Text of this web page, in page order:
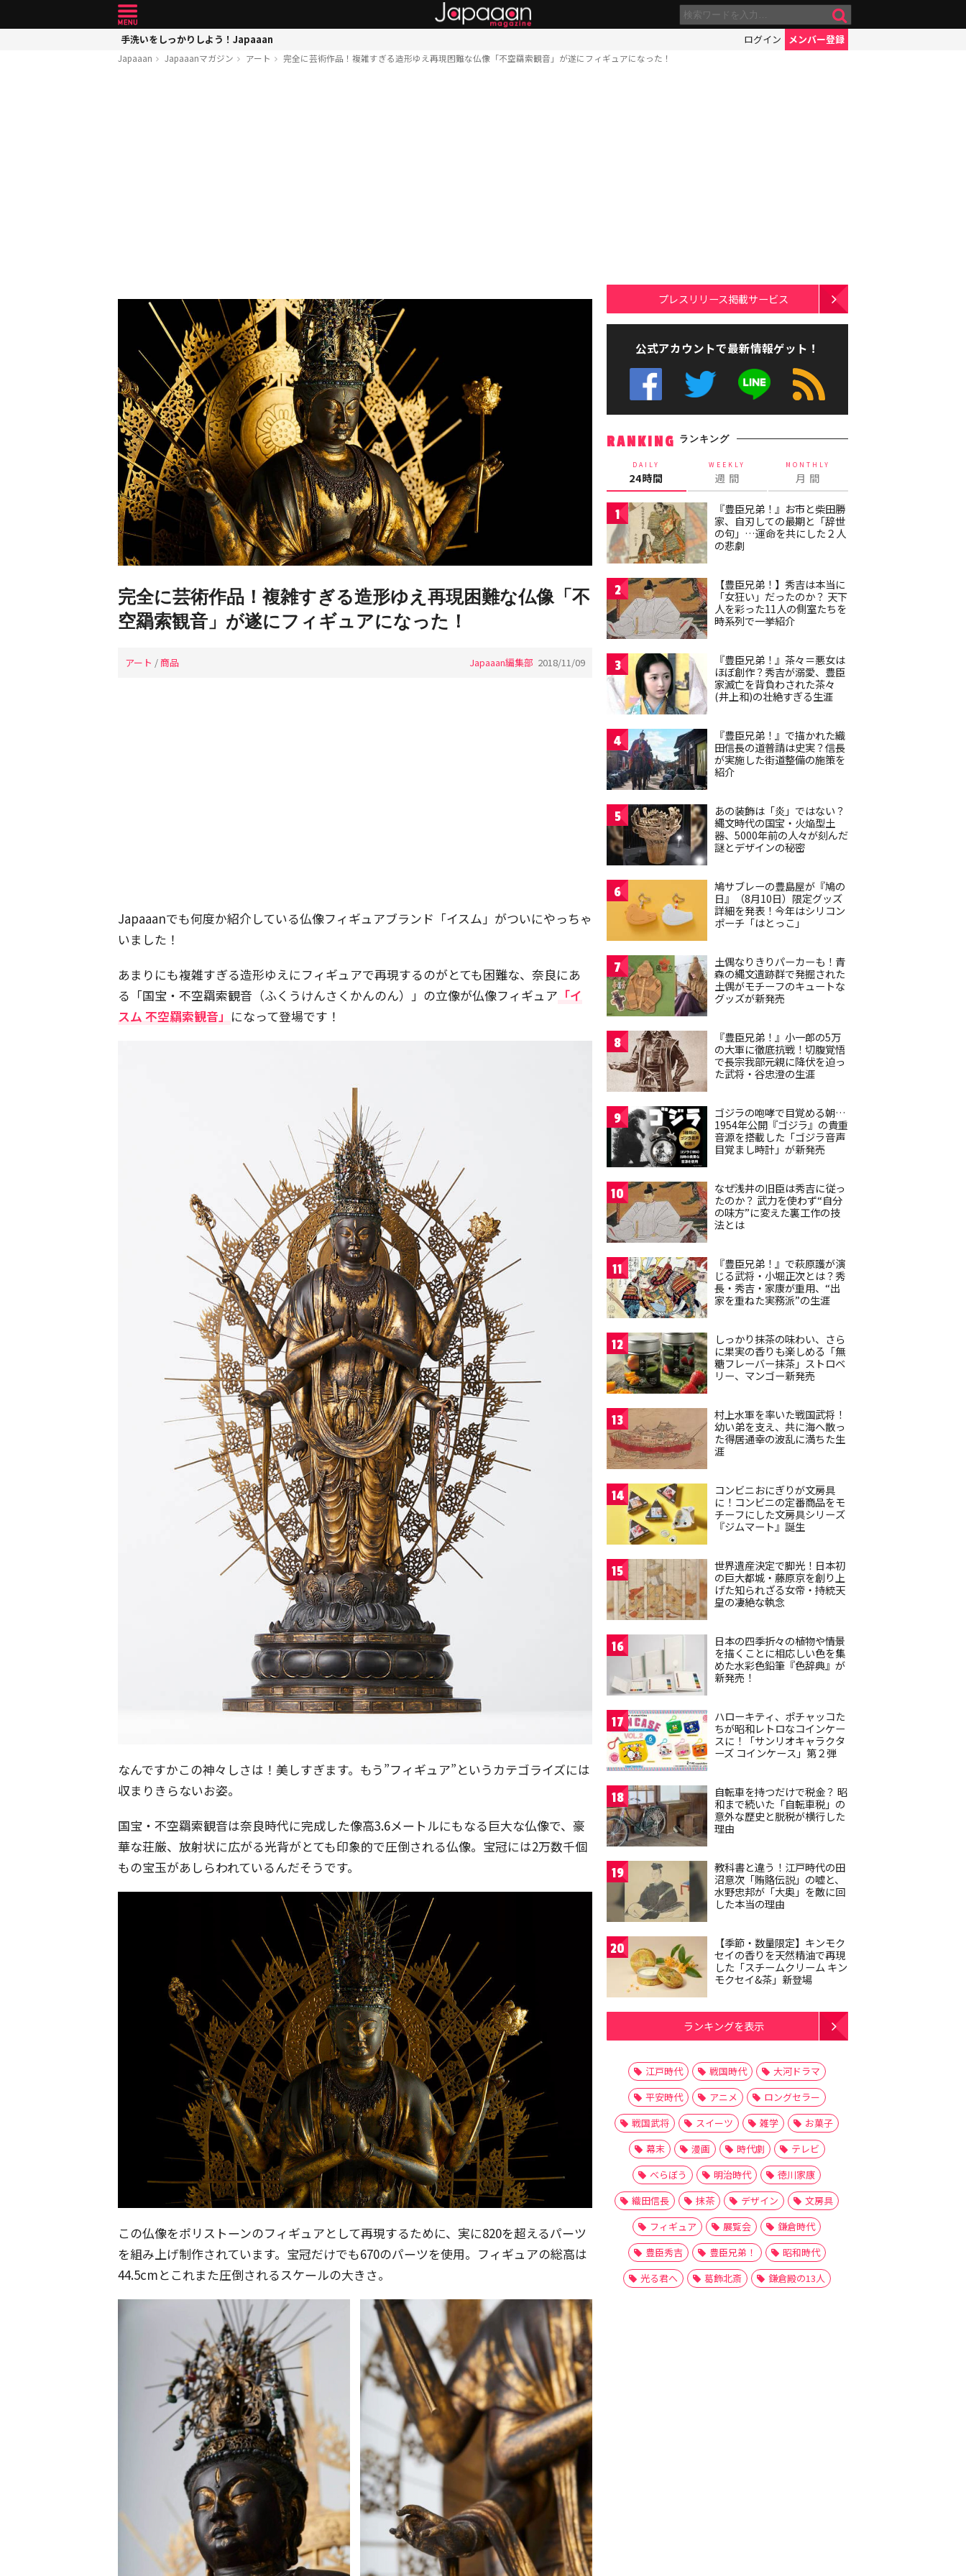
手洗いをしっかりしよう！Japaaan ログイン メンバー登録
Japaaan Japaaanマガジン アート 完全に芸術作品！複雑すぎる造形ゆえ再現困難な仏像「不空羂索観音」が遂にフィギュアになった！
完全に芸術作品！複雑すぎる造形ゆえ再現困難な仏像「不
空羂索観音」が遂にフィギュアになった！
アート / 商品 Japaaan編集部 2018/11/09
Japaaanでも何度か紹介している仏像フィギュアブランド「イスム」がついにやっちゃ
いました！
あまりにも複雑すぎる造形ゆえにフィギュアで再現するのがとても困難な、奈良にあ
る「国宝・不空羂索観音（ふくうけんさくかんのん）」の立像が仏像フィギュア 「イ
スム 不空羂索観音」 になって登場です！
なんですかこの神々しさは！美しすぎます。もう”フィギュア”というカテゴライズには
収まりきらないお姿。
国宝・不空羂索観音は奈良時代に完成した像高3.6メートルにもなる巨大な仏像で、豪
華な荘厳、放射状に広がる光背がとても印象的で圧倒される仏像。宝冠には2万数千個
もの宝玉があしらわれているんだそうです。
この仏像をポリストーンのフィギュアとして再現するために、実に820を超えるパーツ
を組み上げ制作されています。宝冠だけでも670のパーツを使用。フィギュアの総高は
44.5cmとこれまた圧倒されるスケールの大きさ。
プレスリリース掲載サービス
公式アカウントで最新情報ゲット！
RANKING ランキング
DAILY
24時間
WEEKLY
週 間
MONTHLY
月 間
1
『豊臣兄弟！』お市と柴田勝
家、自刃しての最期と「辞世
の句」…運命を共にした２人
の悲劇
2
【豊臣兄弟！】秀吉は本当に
「女狂い」だったのか？ 天下
人を彩った11人の側室たちを
時系列で一挙紹介
3
『豊臣兄弟！』茶々＝悪女は
ほぼ創作？秀吉が溺愛、豊臣
家滅亡を背負わされた茶々
(井上和)の壮絶すぎる生涯
4
『豊臣兄弟！』で描かれた織
田信長の道普請は史実？信長
が実施した街道整備の施策を
紹介
5
あの装飾は「炎」ではない？
縄文時代の国宝・火焔型土
器、5000年前の人々が刻んだ
謎とデザインの秘密
6
鳩サブレーの豊島屋が『鳩の
日』（8月10日）限定グッズ
詳細を発表！今年はシリコン
ポーチ「はとっこ」
7
土偶なりきりパーカーも！青
森の縄文遺跡群で発掘された
土偶がモチーフのキュートな
グッズが新発売
8
『豊臣兄弟！』小一郎の5万
の大軍に徹底抗戦！切腹覚悟
で長宗我部元親に降伏を迫っ
た武将・谷忠澄の生涯
9
ゴジラの咆哮で目覚める朝…
1954年公開『ゴジラ』の貴重
音源を搭載した「ゴジラ音声
目覚まし時計」が新発売
10
なぜ浅井の旧臣は秀吉に従っ
たのか？ 武力を使わず“自分
の味方”に変えた裏工作の技
法とは
11
『豊臣兄弟！』で萩原護が演
じる武将・小堀正次とは？秀
長・秀吉・家康が重用、“出
家を重ねた実務派”の生涯
12
しっかり抹茶の味わい、さら
に果実の香りも楽しめる「無
糖フレーバー抹茶」ストロベ
リー、マンゴー新発売
13
村上水軍を率いた戦国武将！
幼い弟を支え、共に海へ散っ
た得居通幸の波乱に満ちた生
涯
14
コンビニおにぎりが文房具
に！コンビニの定番商品をモ
チーフにした文房具シリーズ
『ジムマート』誕生
15
世界遺産決定で脚光！日本初
の巨大都城・藤原京を創り上
げた知られざる女帝・持統天
皇の凄絶な執念
16
日本の四季折々の植物や情景
を描くことに相応しい色を集
めた水彩色鉛筆『色辞典』が
新発売！
17
ハローキティ、ポチャッコた
ちが昭和レトロなコインケー
スに！「サンリオキャラクタ
ーズ コインケース」第２弾
18
自転車を持つだけで税金？ 昭
和まで続いた「自転車税」の
意外な歴史と脱税が横行した
理由
19
教科書と違う！江戸時代の田
沼意次「賄賂伝説」の嘘と、
水野忠邦が「大奥」を敵に回
した本当の理由
20
【季節・数量限定】キンモク
セイの香りを天然精油で再現
した「スチームクリーム キン
モクセイ&茶」新登場
ランキングを表示
江戸時代 戦国時代
大河ドラマ
平安時代
アニメ
ロングセラー
戦国武将
スイーツ 雑学
お菓子
幕末
漫画 時代劇
テレビ
べらぼう
明治時代
徳川家康
織田信長
抹茶 デザイン
文房具
フィギュア
展覧会
鎌倉時代
豊臣秀吉
豊臣兄弟！
昭和時代
光る君へ
葛飾北斎 鎌倉殿の13人